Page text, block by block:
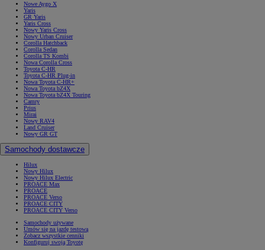
Nowe Aygo X
Yaris
GR Yaris
Yaris Cross
Nowy Yaris Cross
Nowy Urban Cruiser
Corolla Hatchback
Corolla Sedan
Corolla TS Kombi
Nowa Corolla Cross
Toyota C-HR
Toyota C-HR Plug-in
Nowa Toyota C-HR+
Nowa Toyota bZ4X
Nowa Toyota bZ4X Touring
Camry
Prius
Mirai
Nowy RAV4
Land Cruiser
Nowy GR GT
Samochody dostawcze
Hilux
Nowy Hilux
Nowy Hilux Electric
PROACE Max
PROACE
PROACE Verso
PROACE CITY
PROACE CITY Verso
Samochody używane
Umów się na jazdę testową
Zobacz wszystkie cenniki
Konfiguruj swoją Toyotę